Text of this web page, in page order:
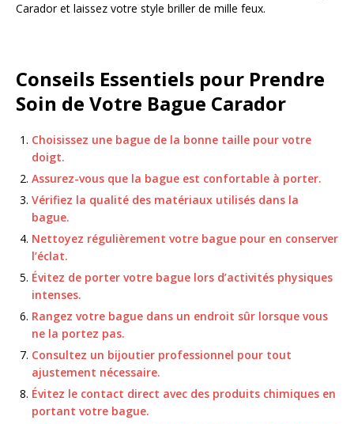
Carador et laissez votre style briller de mille feux.
Conseils Essentiels pour Prendre
Soin de Votre Bague Carador
Choisissez une bague de la bonne taille pour votre
doigt.
Assurez-vous que la bague est confortable à porter.
Vérifiez la qualité des matériaux utilisés dans la
bague.
Nettoyez régulièrement votre bague pour en conserver
l’éclat.
Évitez de porter votre bague lors d’activités physiques
intenses.
Rangez votre bague dans un endroit sûr lorsque vous
ne la portez pas.
Consultez un bijoutier professionnel pour tout
ajustement nécessaire.
Évitez le contact direct avec des produits chimiques en
portant votre bague.